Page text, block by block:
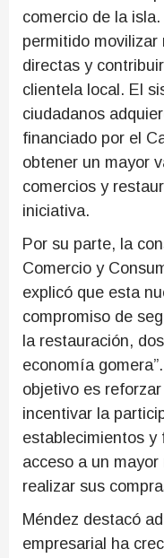
comercio de la
permitido
directas y
clientela local. El
ciudadanos
financiado por el
obtener un mayor
comercios y
iniciativa.
Por su parte, la
Comercio y
explicó que esta
compromiso de
la restauración,
economía
objetivo es
incentivar la
establecimientos y
acceso a un
realizar sus
Méndez destacó
empresarial ha